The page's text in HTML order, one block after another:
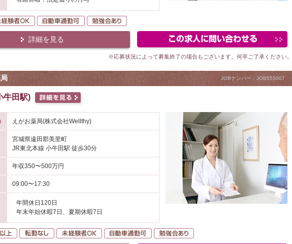
なし 未経験者OK 自動車通勤可
詳細を見る
※応募状況によって募集終了の場合もございます。何卒ご了承ください。
JOBナンバー：JOB555007
牛田駅)
えがお薬局(株式会社Wellthy)
宮城県遠田郡美里町
JR東北本線 小牛田駅 徒歩30分
年収350〜500万円
09:00〜17:30
年間休日120日
年末年始休暇7日、夏期休暇7日
年間休日120日以上
転勤なし 未経験者OK 自動車通勤可